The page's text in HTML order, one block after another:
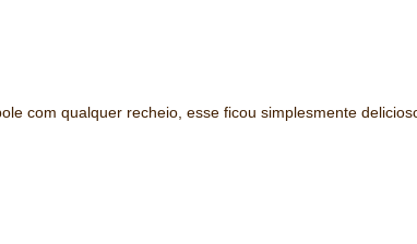
com qualquer recheio, esse ficou simplesmente